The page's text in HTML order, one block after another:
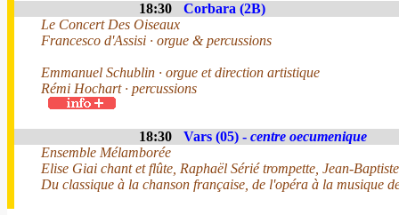
18:30
Corbara (2B)
Le Concert Des Oiseaux
Francesco d'Assisi · orgue & percussions
Emmanuel Schublin · orgue et direction artistique
Rémi Hochart · percussions
18:30 Vars (05) - centre oecumenique
Ensemble Mélamborée
Elise Giai chant et flûte, Raphaël Sérié trompette, Jean-
Du classique à la chanson française, de l'opéra à la musique